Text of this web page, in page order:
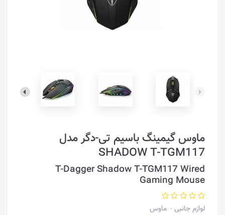
ماوس گیمینگ باسیم تی-دگر مدل
SHADOW T-TGM117
T-Dagger Shadow T-TGM117 Wired
Gaming Mouse
لوازم جانبی ماوس